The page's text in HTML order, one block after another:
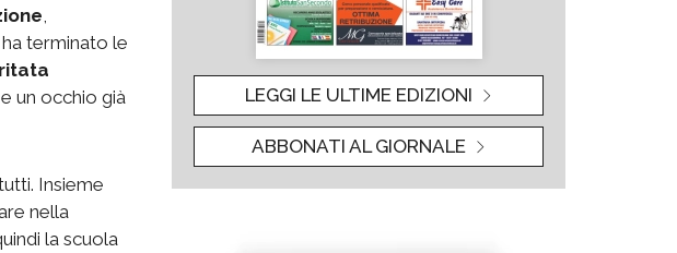
ha terminato le
un occhio già
Insieme
nella
la scuola
LEGGI LE ULTIME EDIZIONI
ABBONATI AL GIORNALE